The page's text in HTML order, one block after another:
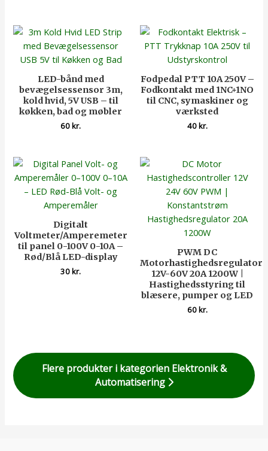
LED-bånd med
bevægelsessensor 3m,
kold hvid, 5V USB – til
køkken, bad og møbler
60kr.
Fodpedal PTT 10A 250V –
Fodkontakt med 1NC+1NO
til CNC, symaskiner og
værksted
40kr.
Digitalt
Voltmeter/Amperemeter
til panel 0-100V 0-10A –
Rød/Blå LED-display
30kr.
PWM DC
Motorhastighedsregulator
12V-60V 20A 1200W |
Hastighedsstyring til
blæsere, pumper og LED
60kr.
Flere produkter i kategorien Elektronik &
Automatisering